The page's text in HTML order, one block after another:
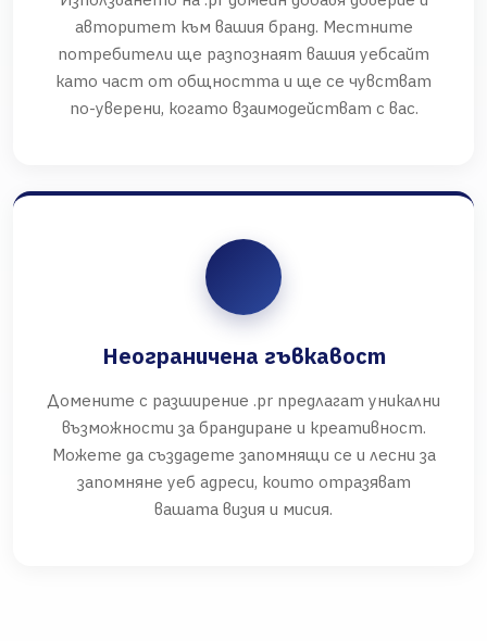
авторитет към вашия бранд. Местните
потребители ще разпознаят вашия уебсайт
като част от общността и ще се чувстват
по-уверени, когато взаимодействат с вас.
Неограничена гъвкавост
Домените с разширение .pr предлагат уникални
възможности за брандиране и креативност.
Можете да създадете запомнящи се и лесни за
запомняне уеб адреси, които отразяват
вашата визия и мисия.